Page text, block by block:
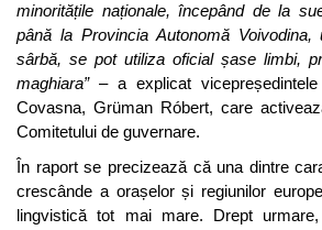
minoritățile naționale, începând de la
până la Provincia Autonomă
sârbă, se pot utiliza oficial șase limbi,
maghiara”– a explicat vicepreședintele
Covasna, Grüman Róbert, care
Comitetului de guvernare.
În raport se precizează că una dintre
crescânde a orașelor și regiunilor
lingvistică tot mai mare. Drept